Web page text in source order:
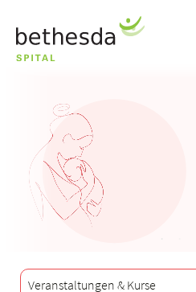
Veranstaltungen & Kurse